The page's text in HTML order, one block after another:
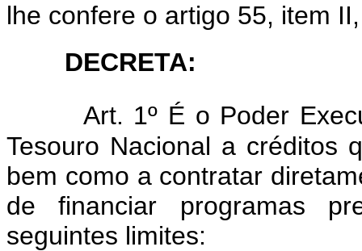
lhe confere o artigo 55, item
DECRETA:
Art. 1º É o Poder
Tesouro Nacional a créditos
bem como a contratar
de financiar programas
seguintes limites: